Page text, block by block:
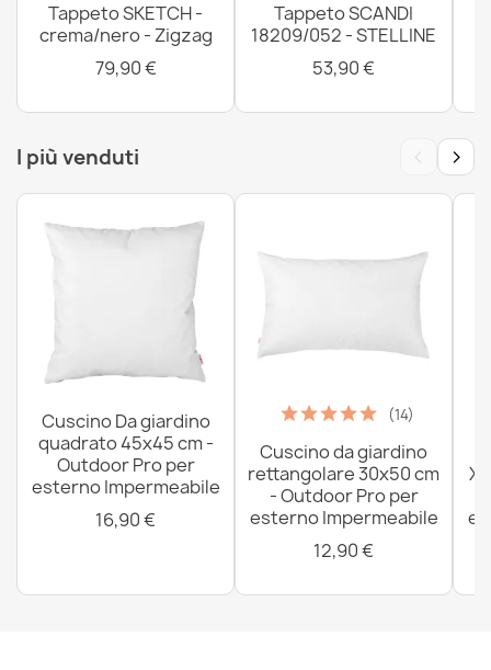
Tappeto SKETCH -
crema/nero - Zigzag
79,90 €
Tappeto SCANDI
18209/052 - STELLINE
53,90 €
I più venduti ‹ ›
Cuscino Da giardino
quadrato 45x45 cm -
Outdoor Pro per
esterno Impermeabile
16,90 €
(14)
Cuscino da giardino
rettangolare 30x50 cm
- Outdoor Pro per
esterno Impermeabile
12,90 €